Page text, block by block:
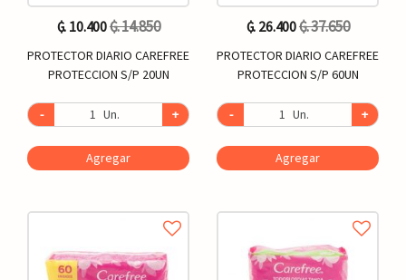
₲. 10.400₲. 14.850
PROTECTOR DIARIO CAREFREE
PROTECCION S/P 20UN
- Un. +
Agregar
₲. 26.400₲. 37.650
PROTECTOR DIARIO CAREFREE
PROTECCION S/P 60UN
- Un. +
Agregar